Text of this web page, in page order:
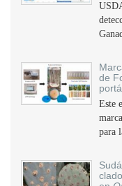
de
Este
para